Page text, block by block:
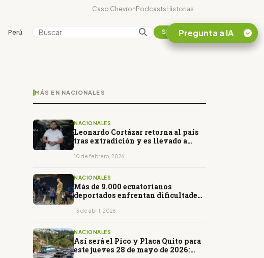
Caso ChevronPodcastsHistorias
Perú Colombia Suscribirse
MÁS EN NACIONALES
NACIONALES
Leonardo Cortázar retorna al país
tras extradición y es llevado a
10 de febrero, 2026
NACIONALES
Más de 9.000 ecuatorianos
deportados enfrentan dificultades
13 de abril, 2026
NACIONALES
Así será el Pico y Placa Quito para
este jueves 28 de mayo de 2026:
Pregunta a IA
¿En que consiste la